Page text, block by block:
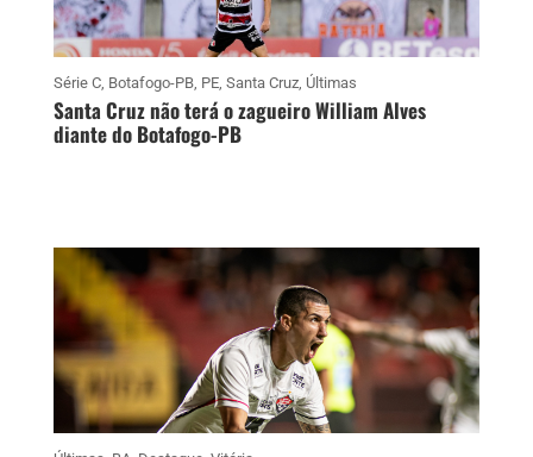
Série C, Botafogo-PB, PE, Santa Cruz, Últimas
Santa Cruz não terá o zagueiro William Alves
diante do Botafogo-PB